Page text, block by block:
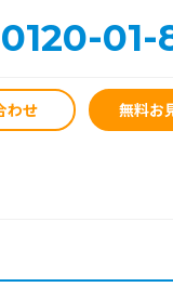
0120-01-
わせ 無料お